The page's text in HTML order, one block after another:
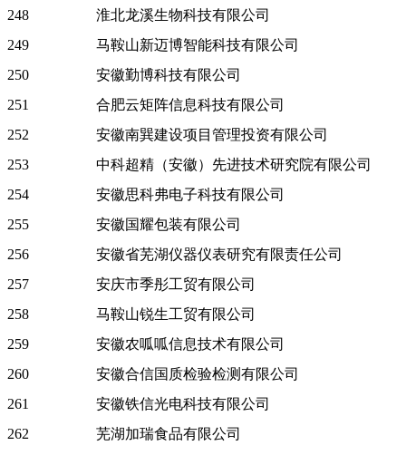
248
淮北龙溪生物科技有限公司
249
马鞍山新迈博智能科技有限公司
250
安徽勤博科技有限公司
251
合肥云矩阵信息科技有限公司
252
安徽南巽建设项目管理投资有限公司
253
中科超精（安徽）先进技术研究院有限公司
254
安徽思科弗电子科技有限公司
255
安徽国耀包装有限公司
256
安徽省芜湖仪器仪表研究有限责任公司
257
安庆市季彤工贸有限公司
258
马鞍山锐生工贸有限公司
259
安徽农呱呱信息技术有限公司
260
安徽合信国质检验检测有限公司
261
安徽铁信光电科技有限公司
262
芜湖加瑞食品有限公司